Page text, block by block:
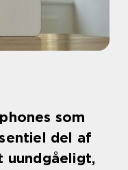
som
del af
uundgåeligt,